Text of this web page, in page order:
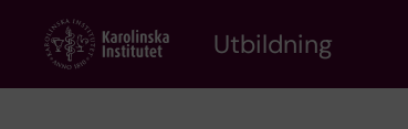
content
Utbildning